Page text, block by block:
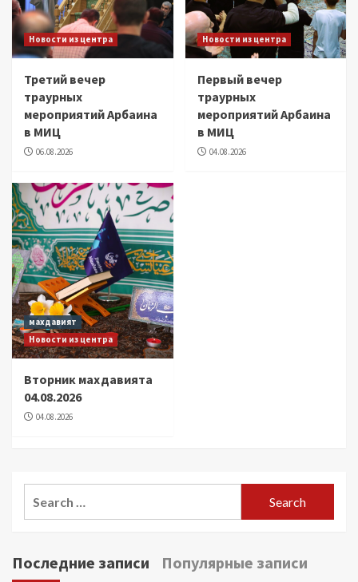
Новости из центра
Третий вечер
траурных
мероприятий Арбаина
в МИЦ
06.08.2026
Новости из центра
Первый вечер
траурных
мероприятий Арбаина
в МИЦ
04.08.2026
махдавият
Новости из центра
Вторник махдавията
04.08.2026
04.08.2026
Последние записи Популярные записи